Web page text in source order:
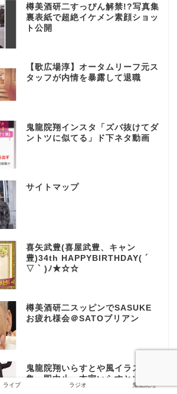
樽美酒研二すっぴん解禁!?写真集
裏表紙で超絶イケメン素顔ショッ
ト公開
【歌広場淳】オータムリーフ元ス
タッフが内情を暴露して退職
鬼龍院翔インスタ「ズバ抜けてダ
ントツに似てる」ド下ネタ動画
サイトマップ
喜矢武豊(喜屋武豊、キャン
豊)34th HAPPYBIRTHDAY( ´
▽ ` )ﾉ★☆☆
樽美酒研二スッピンでSASUKE
お疲れ様会＠SATOブリアン
鬼龍院翔いらすとや風イラスト募
集→即中止→本家いらすとや即反
応→鬼龍院翔イラストに寄せた写
ライブ ラジオ 鬼龍院翔